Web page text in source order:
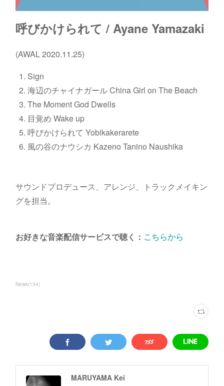
呼びかけられて / Ayane Yamazaki
(AWAL 2020.11.25)
Sign
海辺のチャイナガール China Girl on The Beach
The Moment God Dwells
目覚め Wake up
呼びかけられて Yobikakerarete
風の谷のナウシカ Kazeno Tanino Naushika
サウンドプロデュース、アレンジ、トラックメイキン
グを担当。
お好きな音楽配信サービスで聴く： こちらから
News(134)
MARUYAMA Kei